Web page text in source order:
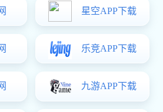
果蔬、饮料行业类